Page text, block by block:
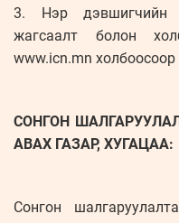
3. Нэр дэвшигчийн
жагсаалт болон
www.icn.mn
СОНГОН
АВАХ ГАЗАР, ХУГАЦАА:
Сонгон